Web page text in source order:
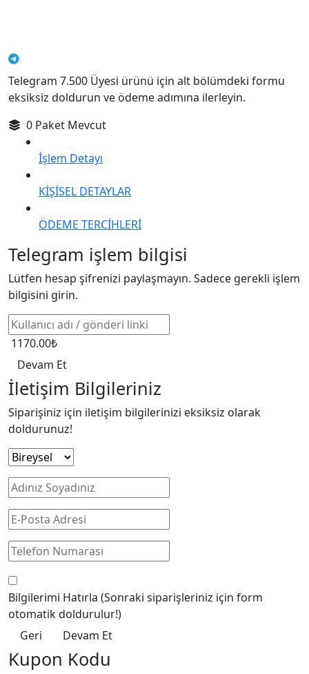
Telegram 7.500 Üyesi ürünü için alt bölümdeki formu
eksiksiz doldurun ve ödeme adımına ilerleyin.
0 Paket Mevcut
İşlem Detayı
KİŞİSEL DETAYLAR
ÖDEME TERCİHLERİ
Telegram işlem bilgisi
Lütfen hesap şifrenizi paylaşmayın. Sadece gerekli işlem
bilgisini girin.
1170.00₺
Devam Et
İletişim Bilgileriniz
Siparişiniz için iletişim bilgilerinizi eksiksiz olarak
doldurunuz!
Bilgilerimi Hatırla (Sonraki siparişleriniz için form
otomatik doldurulur!)
Geri
Devam Et
Kupon Kodu